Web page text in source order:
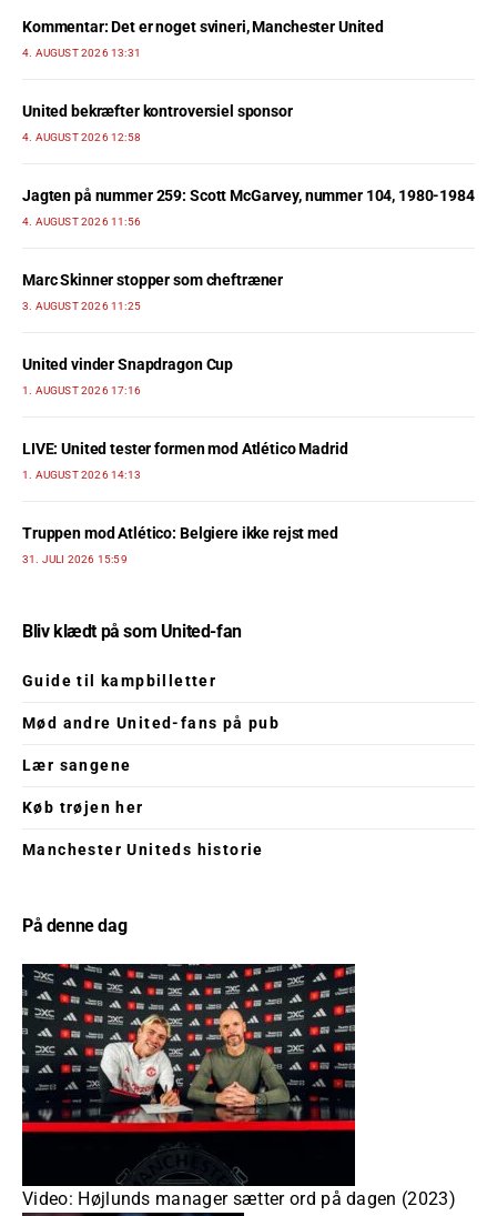
Kommentar: Det er noget svineri, Manchester United
4. AUGUST 2026 13:31
United bekræfter kontroversiel sponsor
4. AUGUST 2026 12:58
Jagten på nummer 259: Scott McGarvey, nummer 104, 1980-1984
4. AUGUST 2026 11:56
Marc Skinner stopper som cheftræner
3. AUGUST 2026 11:25
United vinder Snapdragon Cup
1. AUGUST 2026 17:16
LIVE: United tester formen mod Atlético Madrid
1. AUGUST 2026 14:13
Truppen mod Atlético: Belgiere ikke rejst med
31. JULI 2026 15:59
Bliv klædt på som United-fan
Guide til kampbilletter
Mød andre United-fans på pub
Lær sangene
Køb trøjen her
Manchester Uniteds historie
På denne dag
Video: Højlunds manager sætter ord på dagen (2023)